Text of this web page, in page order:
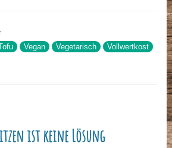
Vegan Vegetarisch Vollwertkost
ist keine Lösung